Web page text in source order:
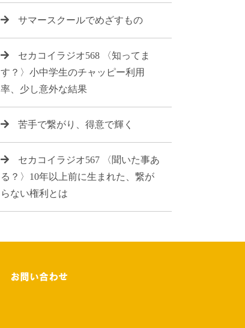
サマースクールでめざすもの
セカコイラジオ568 〈知ってま
す？〉小中学生のチャッピー利用
率、少し意外な結果
苦手で繋がり、得意で輝く
セカコイラジオ567 〈聞いた事あ
る？〉10年以上前に生まれた、繋が
らない権利とは
お問い合わせ